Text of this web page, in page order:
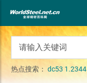
热点搜索：dc53 1.2344